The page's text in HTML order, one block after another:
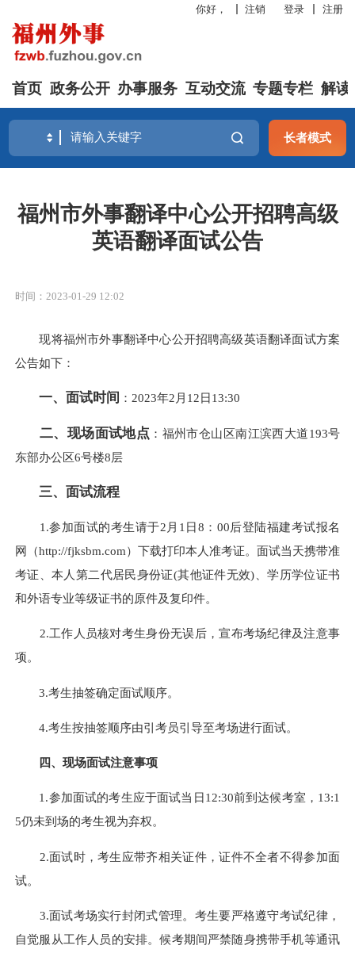
你好， 注销 登录 注册
首页 政务公开 办事服务 互动交流 专题专栏 解读
长者模式
福州市外事翻译中心公开招聘高级
英语翻译面试公告
时间：2023-01-29 12:02
现将福州市外事翻译中心公开招聘高级英语翻译面试方案
公告如下：
一、面试时间 ： 2023年2月12日13:30
二、现场面试地点 ：福州市仓山区南江滨西大道193号
东部办公区6号楼8层
三、面试流程
1.参加面试的考生请于2月1日8：00后登陆福建考试报名
网（http://fjksbm.com）下载打印本人准考证。面试当天携带准
考证、本人第二代居民身份证(其他证件无效)、学历学位证书
和外语专业等级证书的原件及复印件。
2.工作人员核对考生身份无误后，宣布考场纪律及注意事
项。
3.考生抽签确定面试顺序。
4.考生按抽签顺序由引考员引导至考场进行面试。
四、现场面试注意事项
1.参加面试的考生应于面试当日12:30前到达候考室，13:1
5仍未到场的考生视为弃权。
2.面试时，考生应带齐相关证件，证件不全者不得参加面
试。
3.面试考场实行封闭式管理。考生要严格遵守考试纪律，
自觉服从工作人员的安排。候考期间严禁随身携带手机等通讯